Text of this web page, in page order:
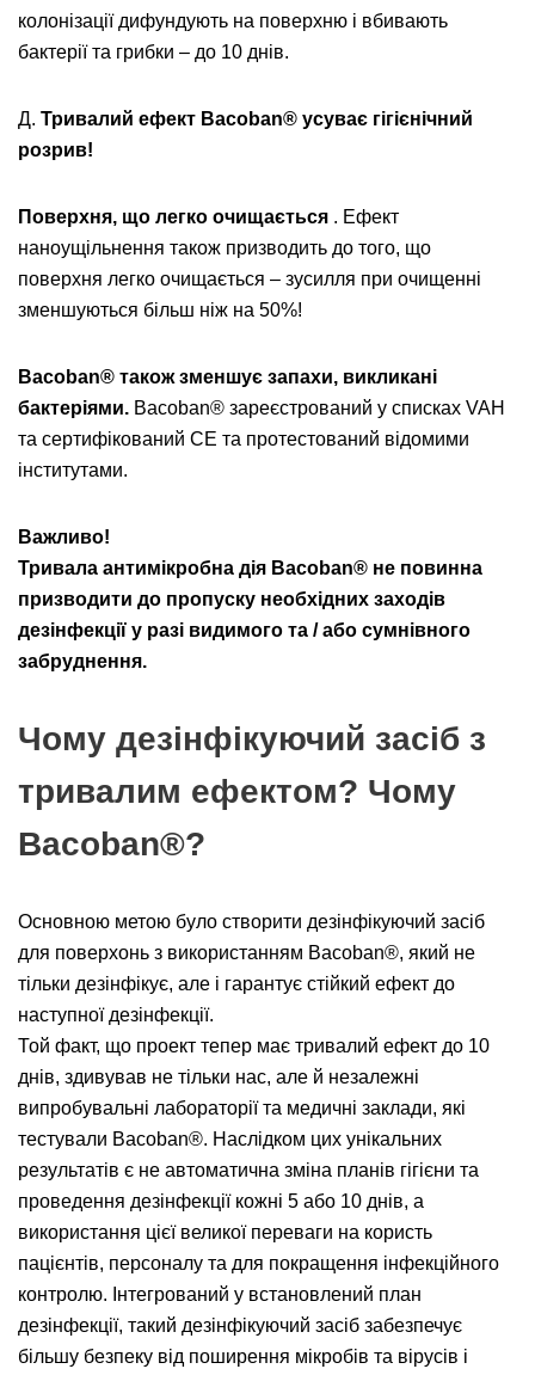
колонізації дифундують на поверхню і вбивають
бактерії та грибки – до 10 днів.
Д. Тривалий ефект Bacoban® усуває гігієнічний
розрив!
Поверхня, що легко очищається . Ефект
наноущільнення також призводить до того, що
поверхня легко очищається – зусилля при очищенні
зменшуються більш ніж на 50%!
Bacoban® також зменшує запахи, викликані
бактеріями. Bacoban® зареєстрований у списках VAH
та сертифікований CE та протестований відомими
інститутами.
Важливо!
Тривала антимікробна дія Bacoban® не повинна
призводити до пропуску необхідних заходів
дезінфекції у разі видимого та / або сумнівного
забруднення.
Чому дезінфікуючий засіб з
тривалим ефектом? Чому
Bacoban®?
Основною метою було створити дезінфікуючий засіб
для поверхонь з використанням Bacoban®, який не
тільки дезінфікує, але і гарантує стійкий ефект до
наступної дезінфекції.
Той факт, що проект тепер має тривалий ефект до 10
днів, здивував не тільки нас, але й незалежні
випробувальні лабораторії та медичні заклади, які
тестували Bacoban®. Наслідком цих унікальних
результатів є не автоматична зміна планів гігієни та
проведення дезінфекції кожні 5 або 10 днів, а
використання цієї великої переваги на користь
пацієнтів, персоналу та для покращення інфекційного
контролю. Інтегрований у встановлений план
дезінфекції, такий дезінфікуючий засіб забезпечує
більшу безпеку від поширення мікробів та вірусів і